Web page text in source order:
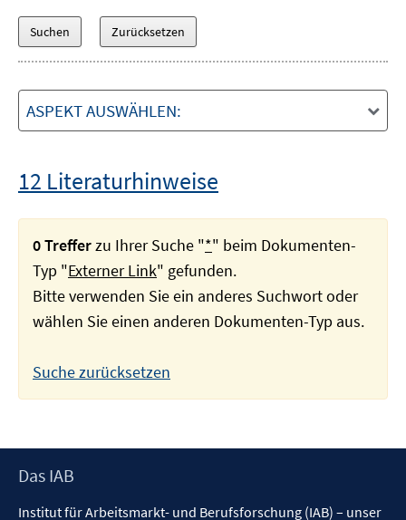
ASPEKT AUSWÄHLEN:
12 Literaturhinweise
0 Trefferzu Ihrer Suche "*" beim Dokumenten-
Typ "Externer Link" gefunden.
Bitte verwenden Sie ein anderes Suchwort oder
wählen Sie einen anderen Dokumenten-Typ aus.
Suche zurücksetzen
Footer
Das IAB
Institut für Arbeitsmarkt- und Berufsforschung (IAB) – unser